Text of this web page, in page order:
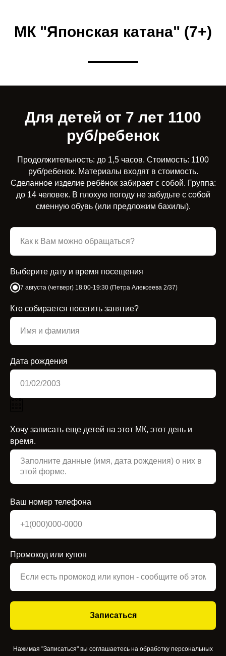
МК "Японская катана" (7+)
Для детей от 7 лет 1100
руб/ребенок
Продолжительность: до 1,5 часов. Стоимость: 1100
руб/ребенок. Материалы входят в стоимость.
Сделанное изделие ребёнок забирает с собой. Группа:
до 14 человек. В плохую погоду не забудьте с собой
сменную обувь (или предложим бахилы).
Выберите дату и время посещения
7 августа (четверг) 18:00-19:30 (Петра Алексеева 2/37)
Кто собирается посетить занятие?
Дата рождения
Хочу записать еще детей на этот МК, этот день и
время.
Ваш номер телефона
Промокод или купон
Записаться
Нажимая "Записаться" вы соглашаетесь на обработку персональных